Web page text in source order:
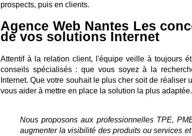
prospects, puis en clients.
Agence Web Nantes Les
de vos solutions Internet
Attentif à la relation client, l'équipe veille à toujours
conseils spécialisés : que vous soyez à la
Internet. Que votre souhait le plus cher soit de
vous aider à mettre en place la solution la plus adaptée.
Nous proposons aux professionnelles TPE,
augmenter la visibilité des produits ou services